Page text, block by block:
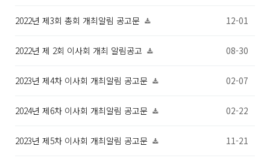
2022년 제3회 총회 개최알림 공고문 12-01
2022년 제 2회 이사회 개최 알림공고 08-30
2023년 제4차 이사회 개최알림 공고문 02-07
2024년 제6차 이사회 개최알림 공고문 02-22
2023년 제5차 이사회 개최알림 공고문 11-21